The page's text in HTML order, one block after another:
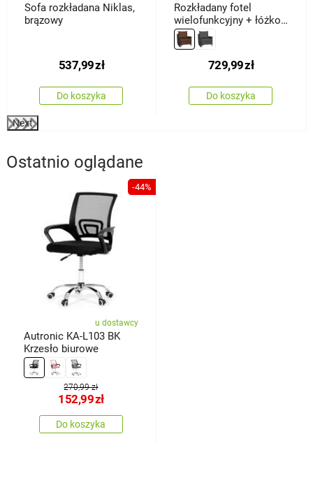
Sofa rozkładana Niklas,
brązowy
537,99zł
Do koszyka
Rozkładany fotel
wielofunkcyjny + łóżko
Baron, brązowy
729,99zł
Do koszyka
Next
Ostatnio oglądane
-44%
u dostawcy
Autronic KA-L103 BK
Krzesło biurowe
270,99 zł
152,99zł
Do koszyka